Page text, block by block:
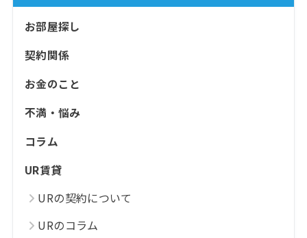
お部屋探し
契約関係
お金のこと
不満・悩み
コラム
UR賃貸
URの契約について
URのコラム